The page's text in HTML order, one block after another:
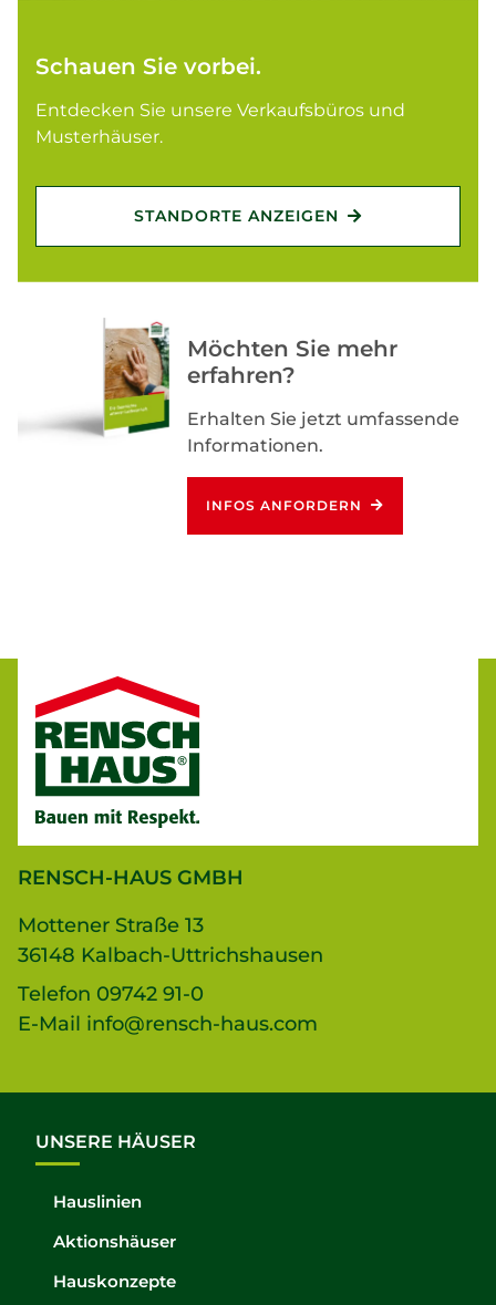
Schauen Sie vorbei.
Entdecken Sie unsere Verkaufsbüros und
Musterhäuser.
STANDORTE ANZEIGEN
Möchten Sie mehr
erfahren?
Erhalten Sie jetzt umfassende
Informationen.
INFOS ANFORDERN
RENSCH-HAUS GMBH
Mottener Straße 13
36148 Kalbach-Uttrichshausen
Telefon 09742 91-0
E-Mail info@rensch-haus.com
UNSERE HÄUSER
Hauslinien
Aktionshäuser
Hauskonzepte